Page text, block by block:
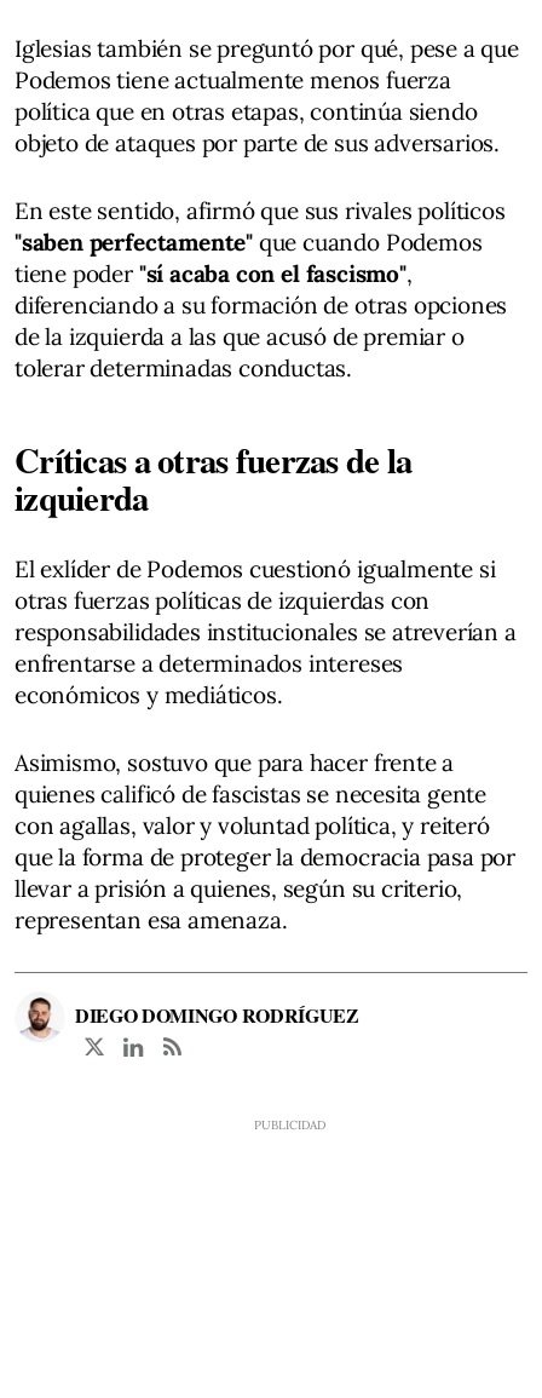
Iglesias también se preguntó por qué, pese a que
Podemos tiene actualmente menos fuerza
política que en otras etapas, continúa siendo
objeto de ataques por parte de sus adversarios.
En este sentido, afirmó que sus rivales políticos
"saben perfectamente" que cuando Podemos
tiene poder "sí acaba con el fascismo",
diferenciando a su formación de otras opciones
de la izquierda a las que acusó de premiar o
tolerar determinadas conductas.
Críticas a otras fuerzas de la
izquierda
El exlíder de Podemos cuestionó igualmente si
otras fuerzas políticas de izquierdas con
responsabilidades institucionales se atreverían a
enfrentarse a determinados intereses
económicos y mediáticos.
Asimismo, sostuvo que para hacer frente a
quienes calificó de fascistas se necesita gente
con agallas, valor y voluntad política, y reiteró
que la forma de proteger la democracia pasa por
llevar a prisión a quienes, según su criterio,
representan esa amenaza.
DIEGO DOMINGO RODRÍGUEZ